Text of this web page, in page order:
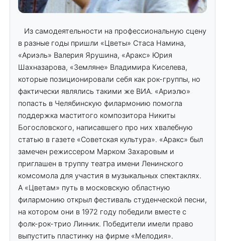
Из самодеятельности на профессиональную сцену
в разные годы пришли «Цветы» Стаса Намина,
«Ариэль» Валерия Ярушина, «Аракс» Юрия
Шахназарова, «Земляне» Владимира Киселева,
которые позиционировали себя как рок-группы, но
фактически являлись такими же ВИА. «Ариэлю»
попасть в Челябинскую филармонию помогла
поддержка маститого композитора Никиты
Богословского, написавшего про них хвалебную
статью в газете «Советская культура». «Аракс» был
замечен режиссером Марком Захаровым и
приглашен в труппу театра имени Ленинского
комсомола для участия в музыкальных спектаклях.
А «Цветам» путь в московскую областную
филармонию открыл фестиваль студенческой песни,
на котором они в 1972 году победили вместе с
фолк-рок-трио Линник. Победители имели право
выпустить пластинку на фирме «Мелодия».